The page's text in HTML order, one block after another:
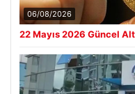
06/08/2026
22 Mayıs 2026 Güncel